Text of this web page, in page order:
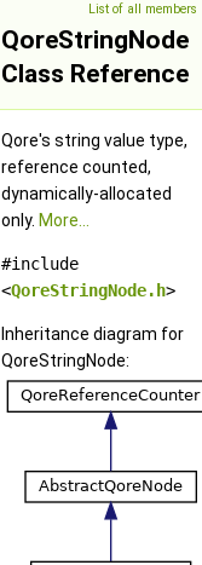
List of all members
QoreStringNode
Class Reference
Qore's string value type,
reference counted,
dynamically-allocated
only. More...
#include
<QoreStringNode.h>
Inheritance diagram for
QoreStringNode: